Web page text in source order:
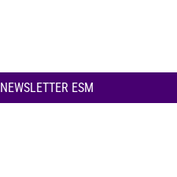
NEWSLETTER ESM